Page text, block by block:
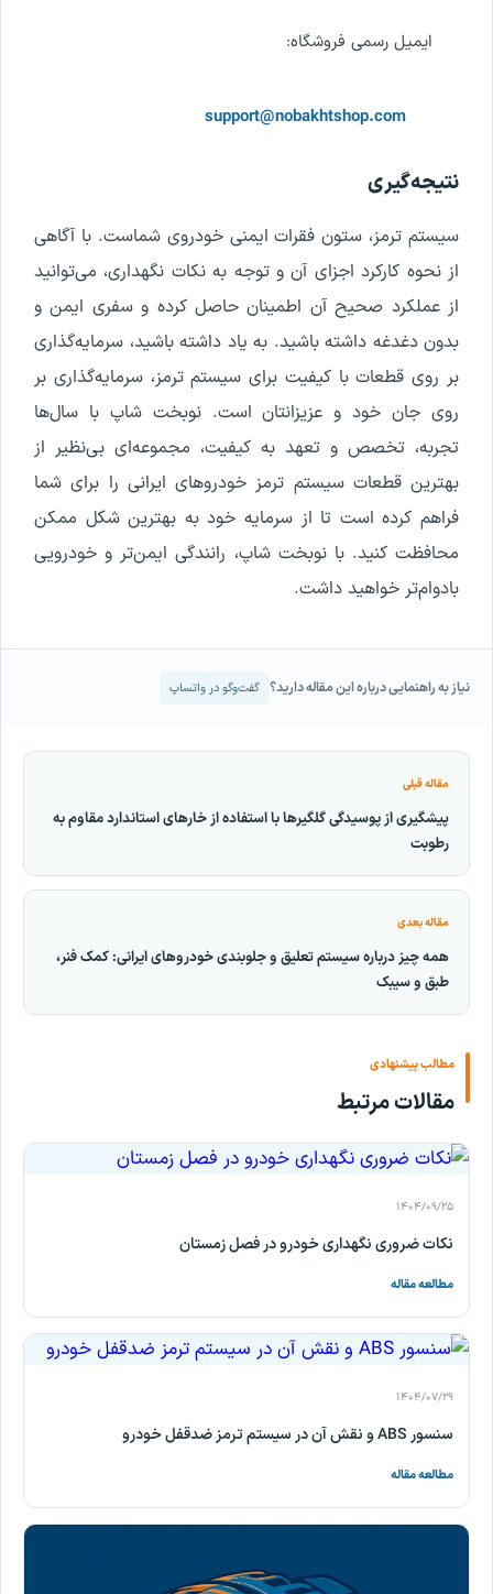
ایمیل رسمی فروشگاه:
support@nobakhtshop.com
نتیجه‌گیری
سیستم ترمز، ستون فقرات ایمنی خودروی شماست. با آگاهی
از نحوه کارکرد اجزای آن و توجه به نکات نگهداری، می‌توانید
از عملکرد صحیح آن اطمینان حاصل کرده و سفری ایمن و
بدون دغدغه داشته باشید. به یاد داشته باشید، سرمایه‌گذاری
بر روی قطعات با کیفیت برای سیستم ترمز، سرمایه‌گذاری بر
روی جان خود و عزیزانتان است. نوبخت شاپ با سال‌ها
تجربه، تخصص و تعهد به کیفیت، مجموعه‌ای بی‌نظیر از
بهترین قطعات سیستم ترمز خودروهای ایرانی را برای شما
فراهم کرده است تا از سرمایه خود به بهترین شکل ممکن
محافظت کنید. با نوبخت شاپ، رانندگی ایمن‌تر و خودرویی
بادوام‌تر خواهید داشت.
نیاز به راهنمایی درباره این مقاله دارید؟ گفت‌وگو در واتساپ
مقاله قبلی
پیشگیری از پوسیدگی گلگیرها با استفاده از خارهای استاندارد مقاوم به
رطوبت
مقاله بعدی
همه چیز درباره سیستم تعلیق و جلوبندی خودروهای ایرانی: کمک فنر،
طبق و سیبک
مطالب پیشنهادی
مقالات مرتبط
۱۴۰۴/۰۹/۲۵
نکات ضروری نگهداری خودرو در فصل زمستان
مطالعه مقاله
۱۴۰۴/۰۷/۲۹
سنسور ABS و نقش آن در سیستم ترمز ضدقفل خودرو
مطالعه مقاله